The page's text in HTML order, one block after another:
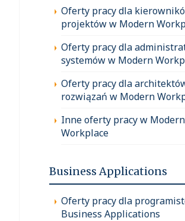
Oferty pracy dla
projektów w Modern
Oferty pracy dla
systemów w Modern
Oferty pracy dla
rozwiązań w Modern
Inne oferty pracy w Modern
Workplace
Business Applications
Oferty pracy dla
Business Applications